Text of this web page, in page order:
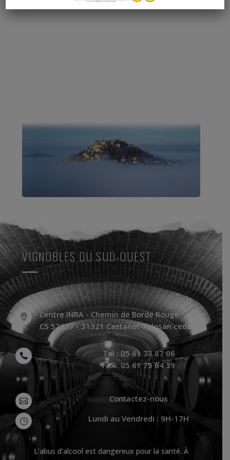
VIGNOBLES DU SUD-OUEST

Centre INRA - Chemin de Borde Rouge
CS 52637 - 31321 Castanet Tolosan cedex

Tel : 05 61 73 87 06
Fax : 05 61 75 64 39
 Contactez-nous
} Lundi au Vendredi : 9H-17H
L'abus d'alcool est dangereux pour la santé. À